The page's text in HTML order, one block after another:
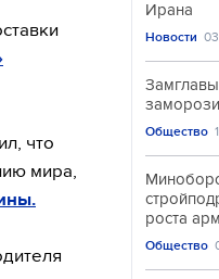
что
мира,
Ирана
Новости
Общество
роста
Общество